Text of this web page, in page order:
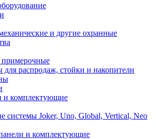
и другие охранные
для распродаж, стойки и накопители
и комплектующие
системы Joker, Uno, Global, Vertical, Neo
и комплектующие